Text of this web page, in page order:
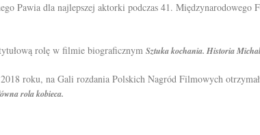
Pawia dla najlepszej aktorki podczas 41. Międzynarodowego
rolę w filmie biograficznym Sztuka kochania. Historia
roku, na Gali rozdania Polskich Nagród Filmowych
rola kobieca.